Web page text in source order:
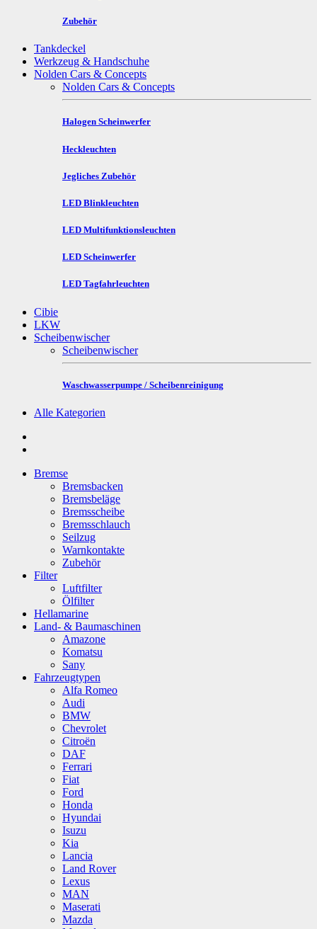
Zubehör
Tankdeckel
Werkzeug & Handschuhe
Nolden Cars & Concepts
Nolden Cars & Concepts
Halogen Scheinwerfer
Heckleuchten
Jegliches Zubehör
LED Blinkleuchten
LED Multifunktionsleuchten
LED Scheinwerfer
LED Tagfahrleuchten
Cibie
LKW
Scheibenwischer
Scheibenwischer
Waschwasserpumpe / Scheibenreinigung
Alle Kategorien
Bremse
Bremsbacken
Bremsbeläge
Bremsscheibe
Bremsschlauch
Seilzug
Warnkontakte
Zubehör
Filter
Luftfilter
Ölfilter
Hellamarine
Land- & Baumaschinen
Amazone
Komatsu
Sany
Fahrzeugtypen
Alfa Romeo
Audi
BMW
Chevrolet
Citroën
DAF
Ferrari
Fiat
Ford
Honda
Hyundai
Isuzu
Kia
Lancia
Land Rover
Lexus
MAN
Maserati
Mazda